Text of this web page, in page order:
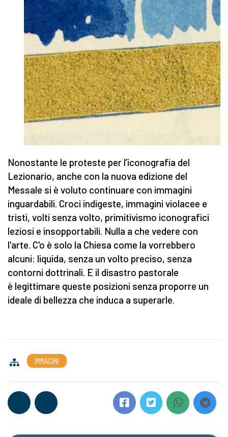
Nonostante le proteste per l’iconografia del
Lezionario, anche con la nuova edizione del
Messale si è voluto continuare con immagini
inguardabili. Croci indigeste, immagini violacee e
tristi, volti senza volto, primitivismo iconografici
leziosi e insopportabili. Nulla a che vedere con
l'arte. C'o è solo la Chiesa come la vorrebbero
alcuni: liquida, senza un volto preciso, senza
contorni dottrinali. E il disastro pastorale
è legittimare queste posizioni senza proporre un
ideale di bellezza che induca a superarle.
IMMAGINI